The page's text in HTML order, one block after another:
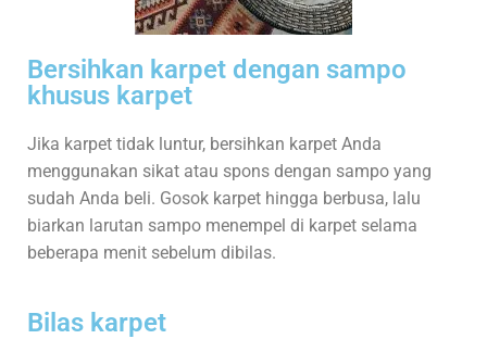
Bersihkan karpet dengan sampo
khusus karpet
Jika karpet tidak luntur, bersihkan karpet Anda
menggunakan sikat atau spons dengan sampo yang
sudah Anda beli. Gosok karpet hingga berbusa, lalu
biarkan larutan sampo menempel di karpet selama
beberapa menit sebelum dibilas.
Bilas karpet